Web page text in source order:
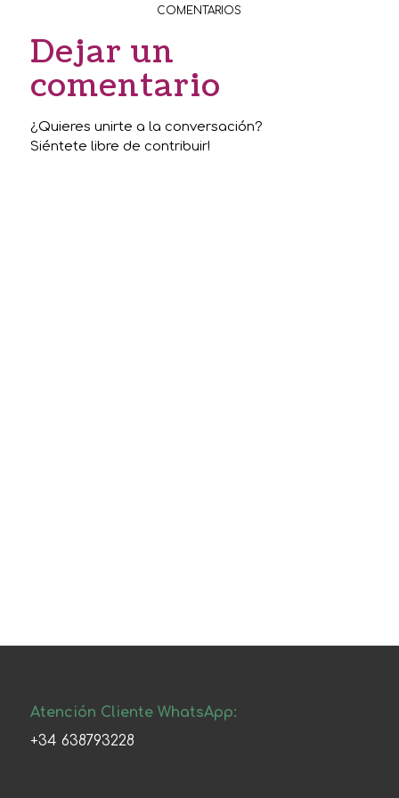
COMENTARIOS
Dejar un
comentario
¿Quieres unirte a la conversación?
Siéntete libre de contribuir!
Atención Cliente WhatsApp:
+34 638793228